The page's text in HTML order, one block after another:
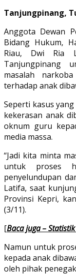
Tanjungpinang,
Anggota Dewan
Bidang Hukum,
Riau, Dwi Ria
Tanjungpinang
masalah
terhadap anak
Seperti kasus
kekerasan anak
oknum guru
media massa.
“Jadi kita minta
untuk proses
penyelundupan
Latifa, saat
Provinsi Kepri,
(3/11).
[Baca juga –
Namun untuk
kepada anak
oleh pihak